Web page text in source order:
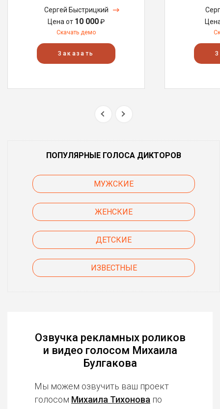
Сергей Быстрицкий
Цена от 10 000₽
Скачать демо
Заказать
ПОПУЛЯРНЫЕ ГОЛОСА ДИКТОРОВ
МУЖСКИЕ
ЖЕНСКИЕ
ДЕТСКИЕ
ИЗВЕСТНЫЕ
Озвучка рекламных роликов
и видео голосом Михаила
Булгакова
Мы можем озвучить ваш проект
голосом Михаила Тихонова по